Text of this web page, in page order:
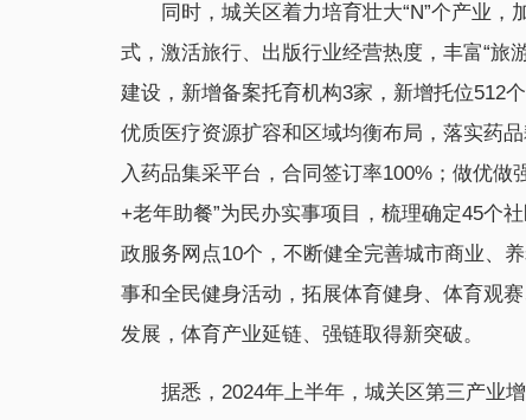
同时，城关区着力培育壮大“N”个产业，
式，激活旅行、出版行业经营热度，丰富“旅
建设，新增备案托育机构3家，新增托位512
优质医疗资源扩容和区域均衡布局，落实药
入药品集采平台，合同签订率100%；做优做
+老年助餐”为民办实事项目，梳理确定45个
政服务网点10个，不断健全完善城市商业、
事和全民健身活动，拓展体育健身、体育观
发展，体育产业延链、强链取得新突破。
据悉，2024年上半年，城关区第三产业